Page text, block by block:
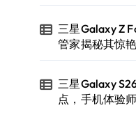
三星Galaxy Z
管家揭秘其惊
三星Galaxy
点，手机体验